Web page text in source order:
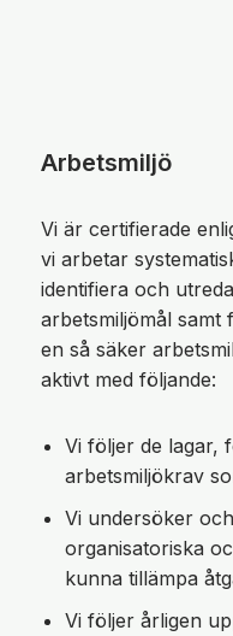
Arbetsmiljö
Vi är certifierade
vi arbetar
identifiera och
arbetsmiljömål samt
en så säker
aktivt med följande:
Vi följer de lagar,
arbetsmiljökrav
Vi undersöker
organisatoriska
kunna tillämpa
Vi följer årligen